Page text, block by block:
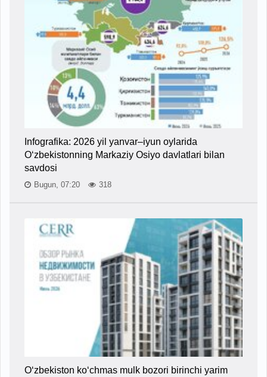
Infografika: 2026 yil yanvar–iyun oylarida
O‘zbekistonning Markaziy Osiyo davlatlari bilan
savdosi
Bugun, 07:20 318
O‘zbekiston ko‘chmas mulk bozori birinchi yarim